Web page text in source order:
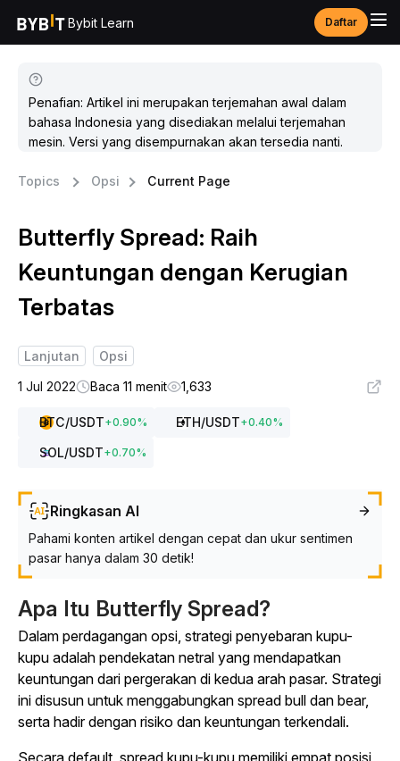
Bybit Learn Daftar
Penafian: Artikel ini merupakan terjemahan awal dalam
bahasa Indonesia yang disediakan melalui terjemahan
mesin. Versi yang disempurnakan akan tersedia nanti.
Topics Opsi Current Page
Butterfly Spread: Raih
Keuntungan dengan Kerugian
Terbatas
Lanjutan
Opsi
1 Jul 2022
Baca 11 menit 1,633
BTC/USDT+0.90% ETH/USDT+0.40%
SOL/USDT+0.70%
Ringkasan AI
Pahami konten artikel dengan cepat dan ukur sentimen
pasar hanya dalam 30 detik!
Apa Itu Butterfly Spread?
Dalam perdagangan opsi, strategi penyebaran kupu-
kupu adalah pendekatan netral yang mendapatkan
keuntungan dari pergerakan di kedua arah pasar. Strategi
ini disusun untuk menggabungkan spread bull dan bear,
serta hadir dengan risiko dan keuntungan terkendali.
Secara default, spread kupu-kupu memiliki empat posisi